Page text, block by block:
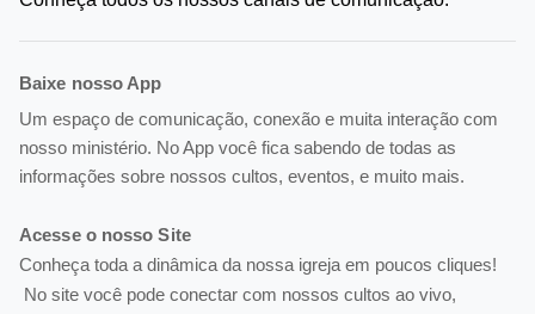
Baixe nosso App
Um espaço de comunicação, conexão e muita interação com
nosso ministério. No App você fica sabendo de todas as
informações sobre nossos cultos, eventos, e muito mais.
Acesse o nosso Site
Conheça toda a dinâmica da nossa igreja em poucos cliques!
No site você pode conectar com nossos cultos ao vivo,